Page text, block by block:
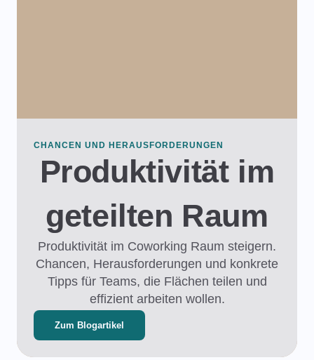
CHANCEN UND HERAUSFORDERUNGEN
Produktivität im
geteilten Raum​
Produktivität im Coworking Raum steigern.
Chancen, Herausforderungen und konkrete
Tipps für Teams, die Flächen teilen und
effizient arbeiten wollen.
Zum Blogartikel